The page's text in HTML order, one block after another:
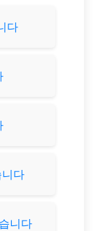
다
다
니다